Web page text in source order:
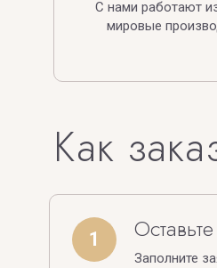
С нами работают
мировые
Как
1
Заполните